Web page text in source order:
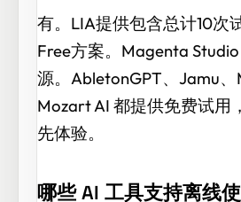
有。LIA提供包含总计10次
Free方案。Magenta
源。AbletonGPT、Jamu、
Mozart AI 都提供免费试用
先体验。
哪些 AI 工具支持离线